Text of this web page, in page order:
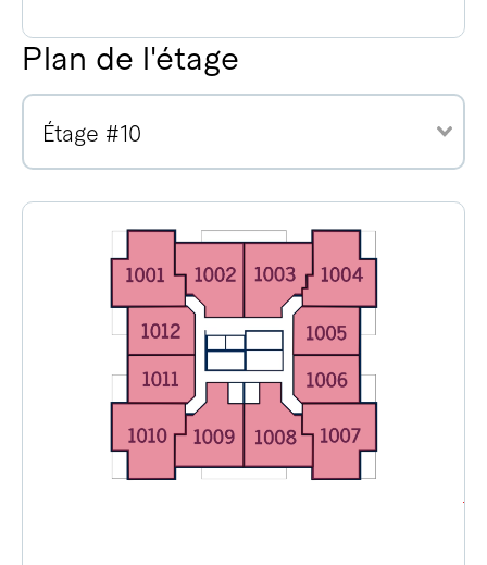
Plan de l'étage
Étage #10